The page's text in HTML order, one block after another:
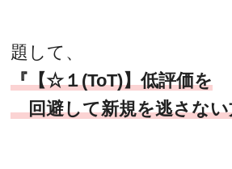
題して、
『【☆１(ToT)】低評価を
回避して新規を逃さない